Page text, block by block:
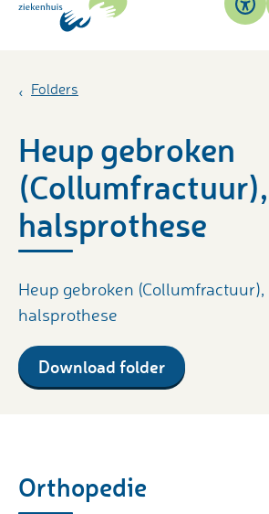
Folders
Heup gebroken
halsprothese
Heup gebroken (Collumfractuur),
halsprothese
Download folder
Orthopedie